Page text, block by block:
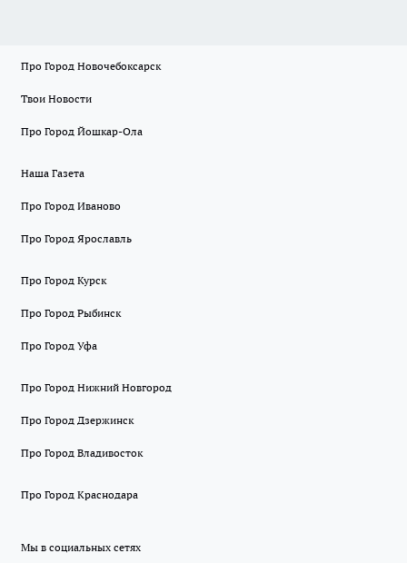
Про Город Новочебоксарск
Твои Новости
Про Город Йошкар-Ола
Наша Газета
Про Город Иваново
Про Город Ярославль
Про Город Курск
Про Город Рыбинск
Про Город Уфа
Про Город Нижний Новгород
Про Город Дзержинск
Про Город Владивосток
Про Город Краснодара
Мы в социальных сетях